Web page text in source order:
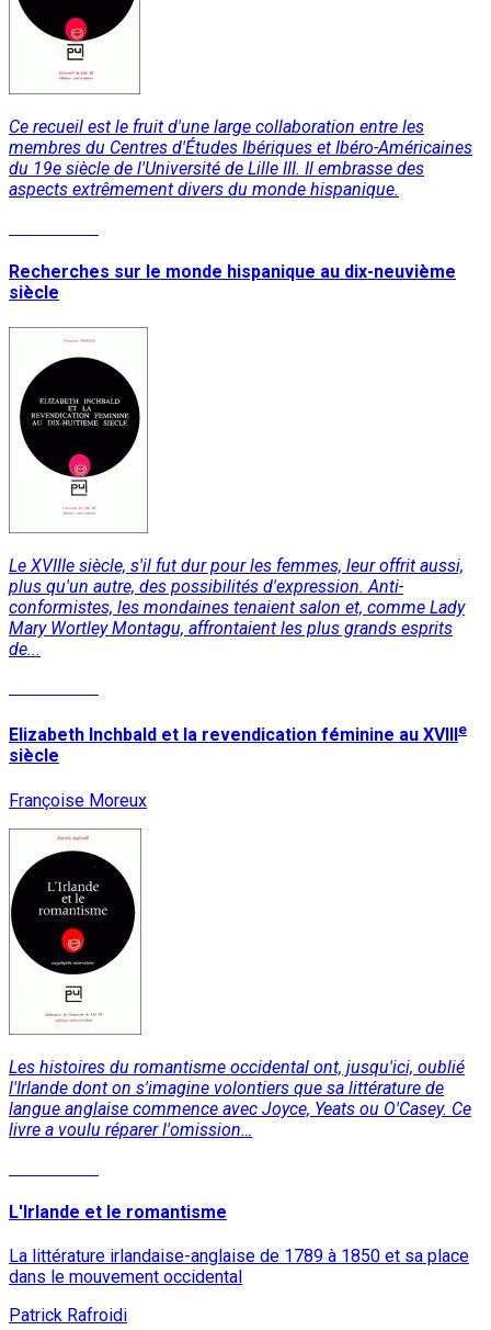
Ce recueil est le fruit d'une large collaboration entre les
membres du Centres d'Études Ibériques et Ibéro-Américaines
du 19e siècle de l'Université de Lille III. Il embrasse des
aspects extrêmement divers du monde hispanique.
Recherches sur le monde hispanique au dix-neuvième
siècle
Le XVIIIe siècle, s'il fut dur pour les femmes, leur offrit aussi,
plus qu'un autre, des possibilités d'expression. Anti-
conformistes, les mondaines tenaient salon et, comme Lady
Mary Wortley Montagu, affrontaient les plus grands esprits
de...
Elizabeth Inchbald et la revendication féminine au XVIII e
siècle
Françoise Moreux
Les histoires du romantisme occidental ont, jusqu'ici, oublié
l'Irlande dont on s'imagine volontiers que sa littérature de
langue anglaise commence avec Joyce, Yeats ou O'Casey. Ce
livre a voulu réparer l'omission…
L'Irlande et le romantisme
La littérature irlandaise-anglaise de 1789 à 1850 et sa place
dans le mouvement occidental
Patrick Rafroidi